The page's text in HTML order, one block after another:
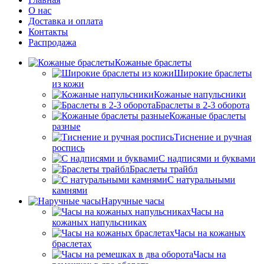
О нас
Доставка и оплата
Контакты
Распродажа
Кожаные браслеты
Широкие браслеты
из кожи
Кожаные напульсники
Браслеты в 2-3 оборота
Кожаные браслеты
разные
Тиснение и ручная
роспись
С надписями и буквами
Браслеты трайбл
С натуральными
камнями
Наручные часы
Часы на
кожаных напульсниках
Часы на кожаных
браслетах
Часы на